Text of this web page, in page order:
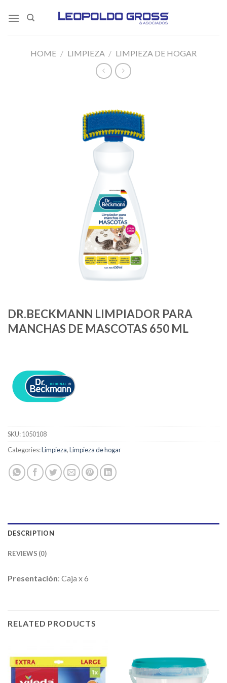
HOME / LIMPIEZA / LIMPIEZA DE HOGAR
DR.BECKMANN LIMPIADOR PARA
MANCHAS DE MASCOTAS 650 ML
SKU:1050108
Categories:Limpieza,Limpieza de hogar
DESCRIPTION
REVIEWS (0)
Presentación: Caja x 6
RELATED PRODUCTS